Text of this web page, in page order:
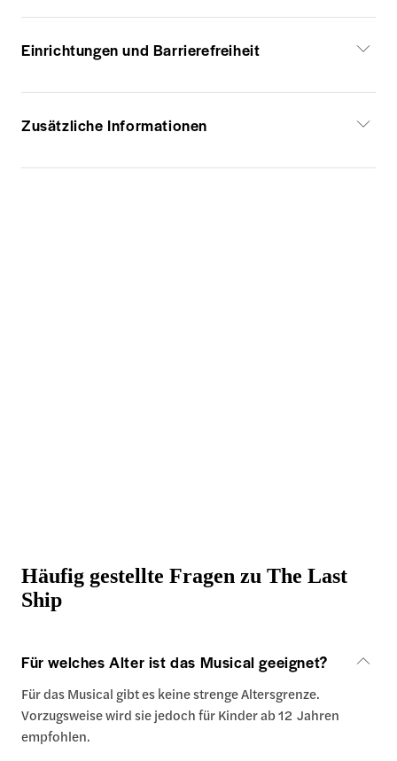
Einrichtungen und Barrierefreiheit
Zusätzliche Informationen
Häufig gestellte Fragen zu The Last
Ship
Für welches Alter ist das Musical geeignet?
Für das Musical gibt es keine strenge Altersgrenze.
Vorzugsweise wird sie jedoch für Kinder ab 12 Jahren
empfohlen.